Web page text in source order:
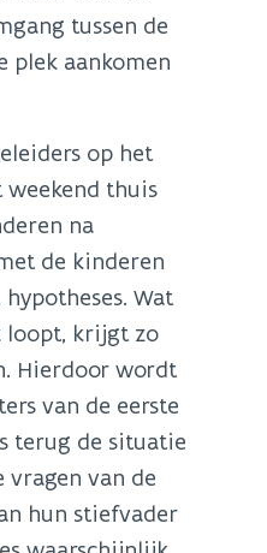
tussen de
plek aankomen
op het
thuis
na
de kinderen
Wat
loopt, krijgt zo
Hierdoor wordt
van de eerste
terug de situatie
van de
hun stiefvader